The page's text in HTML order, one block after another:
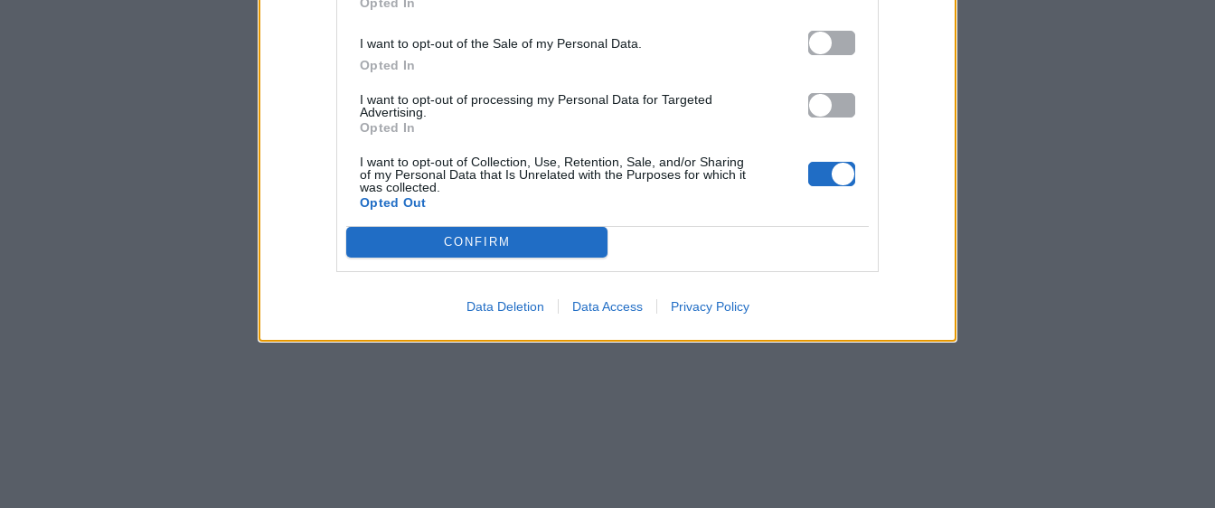
I want to opt-out of the Sale of my Personal Data.
Opted In
I want to opt-out of processing my Personal Data for Targeted
Advertising.
Opted In
I want to opt-out of Collection, Use, Retention, Sale, and/or Sharing
of my Personal Data that Is Unrelated with the Purposes for which it
was collected.
Opted Out
CONFIRM
Data Deletion Data Access Privacy Policy